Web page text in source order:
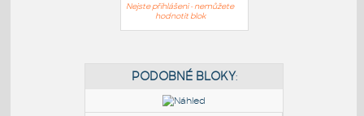
Nejste přihlášeni - nemůžete
hodnotit blok